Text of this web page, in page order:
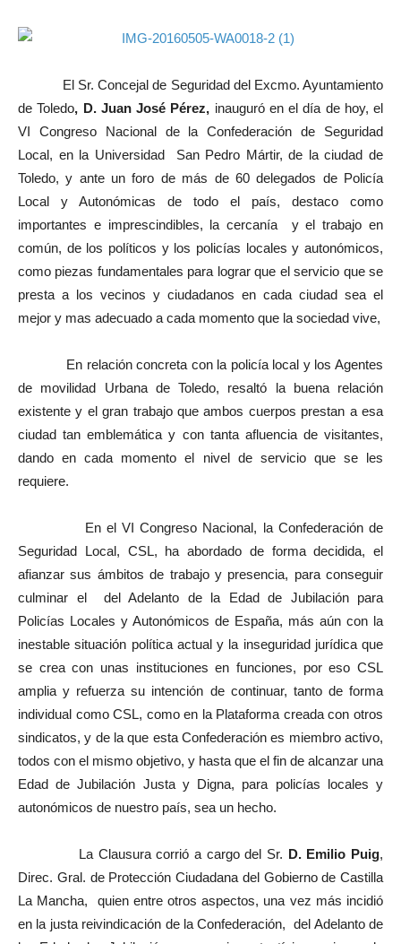
El Sr. Concejal de Seguridad del Excmo. Ayuntamiento
de Toledo, D. Juan José Pérez, inauguró en el día de hoy, el
VI Congreso Nacional de la Confederación de Seguridad
Local, en la Universidad San Pedro Mártir, de la ciudad de
Toledo, y ante un foro de más de 60 delegados de Policía
Local y Autonómicas de todo el país, destaco como
importantes e imprescindibles, la cercanía y el trabajo en
común, de los políticos y los policías locales y autonómicos,
como piezas fundamentales para lograr que el servicio que se
presta a los vecinos y ciudadanos en cada ciudad sea el
mejor y mas adecuado a cada momento que la sociedad vive,
En relación concreta con la policía local y los Agentes
de movilidad Urbana de Toledo, resaltó la buena relación
existente y el gran trabajo que ambos cuerpos prestan a esa
ciudad tan emblemática y con tanta afluencia de visitantes,
dando en cada momento el nivel de servicio que se les
requiere.
En el VI Congreso Nacional, la Confederación de
Seguridad Local, CSL, ha abordado de forma decidida, el
afianzar sus ámbitos de trabajo y presencia, para conseguir
culminar el del Adelanto de la Edad de Jubilación para
Policías Locales y Autonómicos de España, más aún con la
inestable situación política actual y la inseguridad jurídica que
se crea con unas instituciones en funciones, por eso CSL
amplia y refuerza su intención de continuar, tanto de forma
individual como CSL, como en la Plataforma creada con otros
sindicatos, y de la que esta Confederación es miembro activo,
todos con el mismo objetivo, y hasta que el fin de alcanzar una
Edad de Jubilación Justa y Digna, para policías locales y
autonómicos de nuestro país, sea un hecho.
La Clausura corrió a cargo del Sr. D. Emilio Puig,
Direc. Gral. de Protección Ciudadana del Gobierno de Castilla
La Mancha, quien entre otros aspectos, una vez más incidió
en la justa reivindicación de la Confederación, del Adelanto de